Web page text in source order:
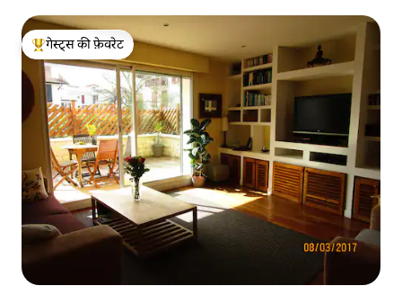
गेस्ट्स का टॉप फ़ेवरेट
गेस्ट्स की फ़ेवरेट